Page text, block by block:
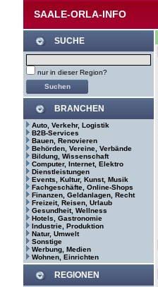
SAALE-ORLA-INFO
SUCHE
nur in dieser Region?
BRANCHEN
Auto, Verkehr, Logistik
B2B-Services
Bauen, Renovieren
Behörden, Vereine, Verbände
Bildung, Wissenschaft
Computer, Internet, Elektro
Dienstleistungen
Events, Kultur, Kunst, Musik
Fachgeschäfte, Online-Shops
Finanzen, Geldanlagen, Recht
Freizeit, Reisen, Urlaub
Gesundheit, Wellness
Hotels, Gastronomie
Industrie, Produktion
Natur, Umwelt
Sonstige
Werbung, Medien
Wohnen, Einrichten
REGIONEN